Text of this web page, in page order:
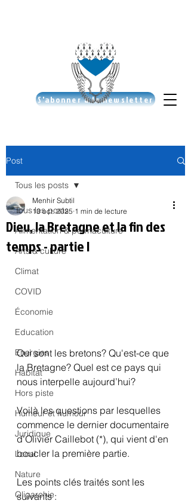
S'abonner à la newsletter
Post
Tous les posts
Alimentation & permaculture
Arts & culture
Climat
COVID
Économie
Education
Energies
Habitat
Hors piste
Humeur et humour
Juridique
Local
Nature
Oligarchie
Tous les posts
Dieu, la Bretagne et la fin des
temps - partie I
Menhir Subtil
13 oct. 2025 1 min de lecture
Qui sont les bretons? Qu'est-ce que
la Bretagne? Quel est ce pays qui
nous interpelle aujourd’hui?
Voilà les questions par lesquelles
commence le dernier documentaire
d'Olivier Caillebot (*), qui vient d'en
boucler la première partie.
Les points clés traités sont les
suivants :